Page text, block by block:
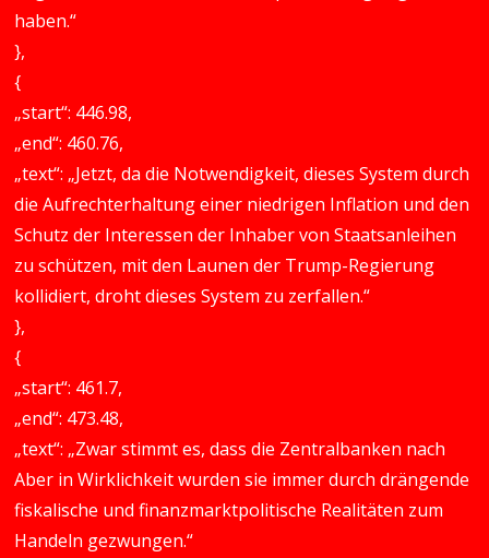
haben.“
},
{
„start“: 446.98,
„end“: 460.76,
„text“: „Jetzt, da die Notwendigkeit, dieses System durch
die Aufrechterhaltung einer niedrigen Inflation und den
Schutz der Interessen der Inhaber von Staatsanleihen
zu schützen, mit den Launen der Trump-Regierung
kollidiert, droht dieses System zu zerfallen.“
},
{
„start“: 461.7,
„end“: 473.48,
„text“: „Zwar stimmt es, dass die Zentralbanken nach
Aber in Wirklichkeit wurden sie immer durch drängende
fiskalische und finanzmarktpolitische Realitäten zum
Handeln gezwungen.“